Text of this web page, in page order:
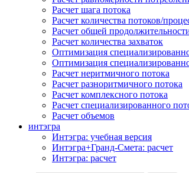
Расчет шага потока
Расчет количества потоков/
Расчет общей
Расчет количества захваток
Оптимизация
Оптимизация
Расчет неритмичного потока
Расчет разноритмичного потока
Расчет комплексного потока
Расчет специализированного
Расчет объемов
интэгра
Интэгра: учебная версия
Интэгра+Гранд-Смета: расчет
Интэгра: расчет